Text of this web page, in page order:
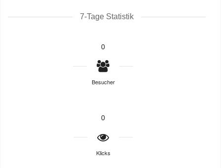
7-Tage Statistik
0
Besucher
0
Klicks